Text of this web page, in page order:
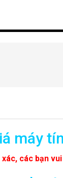
máy
các bạn